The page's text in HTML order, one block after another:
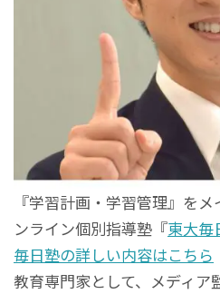
『学習計画・学習管理』を
ンライン個別指導塾『東大毎
毎日塾の詳しい内容はこちら
教育専門家として、メディア